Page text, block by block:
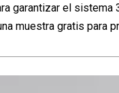
garantizar el
muestra gratis para